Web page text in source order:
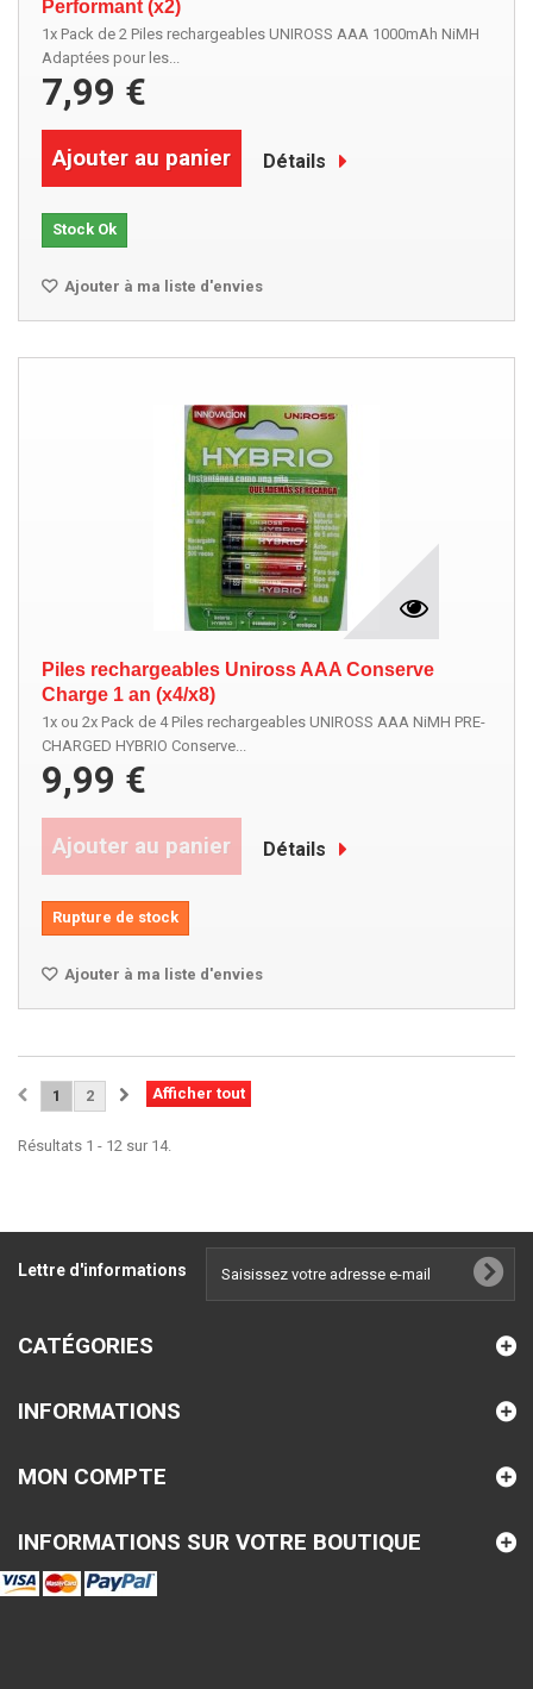
Performant (x2)
1x Pack de 2 Piles rechargeables UNIROSS AAA 1000mAh NiMH
Adaptées pour les...
7,99 €
Ajouter au panier Détails
Stock Ok
Ajouter à ma liste d'envies
Piles rechargeables Uniross AAA Conserve
Charge 1 an (x4/x8)
1x ou 2x Pack de 4 Piles rechargeables UNIROSS AAA NiMH PRE-
CHARGED HYBRIO Conserve...
9,99 €
Ajouter au panier Détails
Rupture de stock
Ajouter à ma liste d'envies
Afficher tout
1 2
Résultats 1 - 12 sur 14.
Lettre d'informations
CATÉGORIES
INFORMATIONS
MON COMPTE
INFORMATIONS SUR VOTRE BOUTIQUE